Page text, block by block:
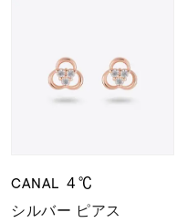
CANAL ４℃
シルバー ピアス